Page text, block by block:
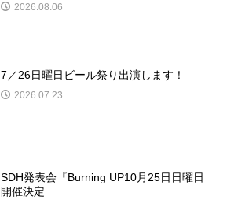
2026.08.06
7／26日曜日ビール祭り出演します！
2026.07.23
SDH発表会『Burning UP10月25日日曜日
開催決定